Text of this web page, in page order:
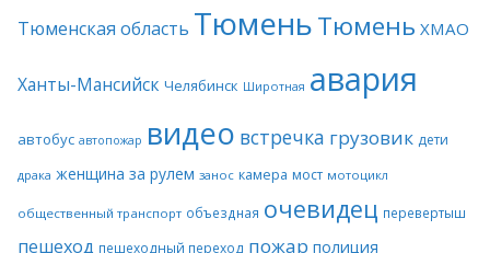
Тюменская область ТюменьТюмень ХМАО
Ханты-Мансийск Челябинск Широтная авария
автобус автопожар видео встречка грузовик дети
драка женщина за рулем занос камера мост мотоцикл
общественный транспорт объездная очевидец перевертыш
пешеход пешеходный переход пожар полиция